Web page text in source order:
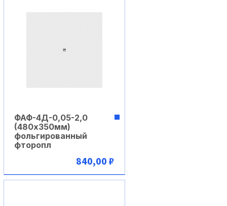
В корзину
ФАФ-4Д-0,05-2,0
(480х350мм)
фольгированный
фторопл
840,00 ₽